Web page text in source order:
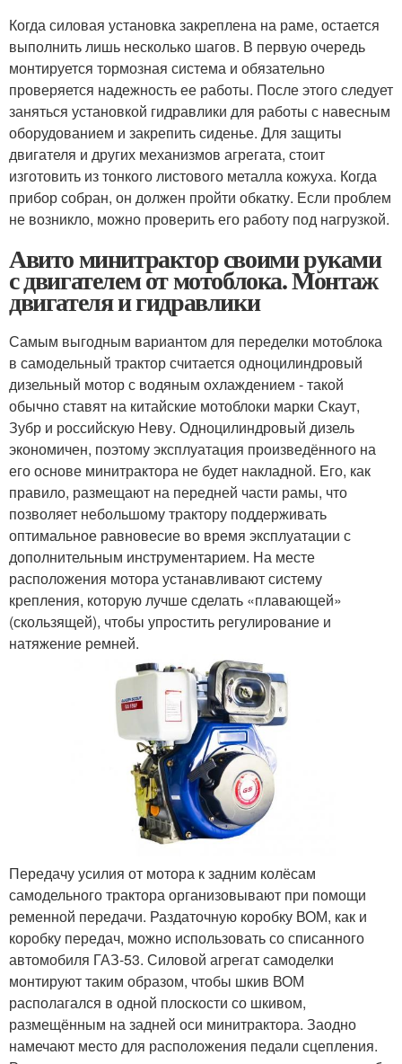
Когда силовая установка закреплена на раме, остается
выполнить лишь несколько шагов. В первую очередь
монтируется тормозная система и обязательно
проверяется надежность ее работы. После этого следует
заняться установкой гидравлики для работы с навесным
оборудованием и закрепить сиденье. Для защиты
двигателя и других механизмов агрегата, стоит
изготовить из тонкого листового металла кожуха. Когда
прибор собран, он должен пройти обкатку. Если проблем
не возникло, можно проверить его работу под нагрузкой.
Авито минитрактор своими руками
с двигателем от мотоблока. Монтаж
двигателя и гидравлики
Самым выгодным вариантом для переделки мотоблока
в самодельный трактор считается одноцилиндровый
дизельный мотор с водяным охлаждением - такой
обычно ставят на китайские мотоблоки марки Скаут,
Зубр и российскую Неву. Одноцилиндровый дизель
экономичен, поэтому эксплуатация произведённого на
его основе минитрактора не будет накладной. Его, как
правило, размещают на передней части рамы, что
позволяет небольшому трактору поддерживать
оптимальное равновесие во время эксплуатации с
дополнительным инструментарием. На месте
расположения мотора устанавливают систему
крепления, которую лучше сделать «плавающей»
(скользящей), чтобы упростить регулирование и
натяжение ремней.
Передачу усилия от мотора к задним колёсам
самодельного трактора организовывают при помощи
ременной передачи. Раздаточную коробку ВОМ, как и
коробку передач, можно использовать со списанного
автомобиля ГАЗ-53. Силовой агрегат самоделки
монтируют таким образом, чтобы шкив ВОМ
располагался в одной плоскости со шкивом,
размещённым на задней оси минитрактора. Заодно
намечают место для расположения педали сцепления.